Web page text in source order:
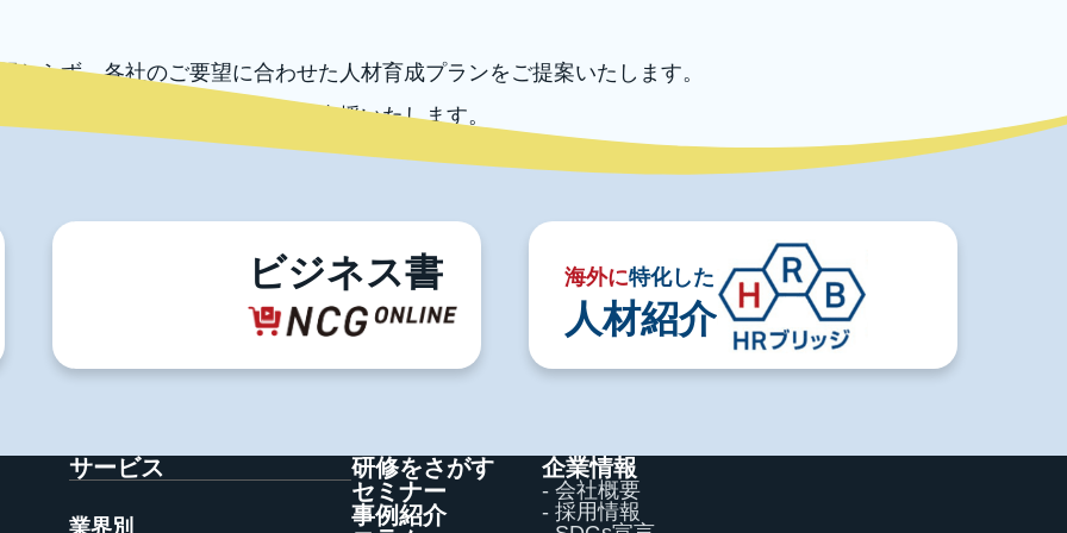
らず、各社のご要望に合わせた人材育成プランをご提案いたします。
の各種コンサルテーションもご支援いたします。
はお気軽にお問い合わせください。
電話でのお問い合わせ
03-5996-0787
ビジネス書 海外に特化した
人材紹介
サービス
業界別
研修をさがす
セミナー
事例紹介
企業情報
- 会社概要
- 採用情報